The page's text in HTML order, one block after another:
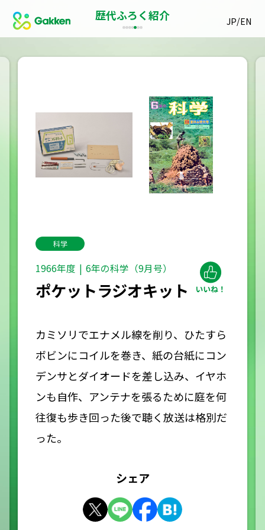
JP/EN
歴代ふろく紹介
科学
1966年度 6年の科学（9月号）
ポケットラジオキット
カミソリでエナメル線を削り、ひたすら
ボビンにコイルを巻き、紙の台紙にコン
デンサとダイオードを差し込み、イヤホ
ンも自作、アンテナを張るために庭を何
往復も歩き回った後で聴く放送は格別だ
った。
シェア